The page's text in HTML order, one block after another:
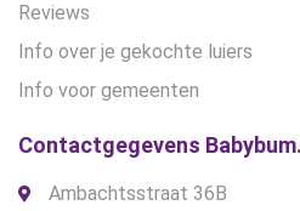
Reviews
Info over je gekochte luiers
Info voor gemeenten
Contactgegevens
Ambachtsstraat 36B